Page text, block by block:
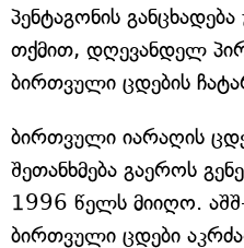
პენტაგონის
თქმით, დღევანდელ
ბირთვული ცდების
ბირთვული იარაღის
შეთანხმება გაეროს
1996 წელს მიიღო.
ბირთვული ცდები